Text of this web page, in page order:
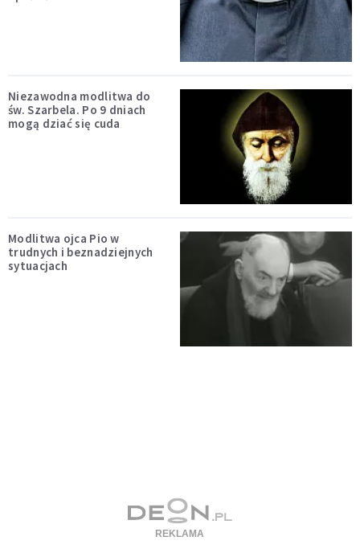
Niezawodna modlitwa do
św. Szarbela. Po 9 dniach
mogą dziać się cuda
Modlitwa ojca Pio w
trudnych i beznadziejnych
sytuacjach